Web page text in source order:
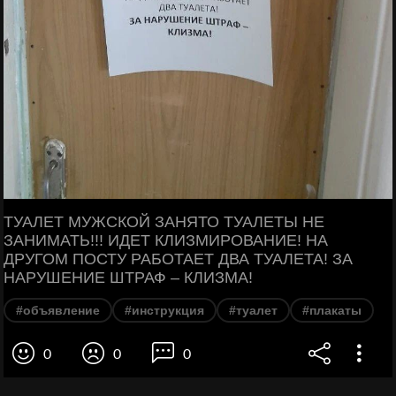
ТУАЛЕТ МУЖСКОЙ ЗАНЯТО ТУАЛЕТЫ НЕ
ЗАНИМАТЬ!!! ИДЕТ КЛИЗМИРОВАНИЕ! НА
ДРУГОМ ПОСТУ РАБОТАЕТ ДВА ТУАЛЕТА! ЗА
НАРУШЕНИЕ ШТРАФ – КЛИЗМА!
#объявление #инструкция #туалет #плакаты
0 0 0